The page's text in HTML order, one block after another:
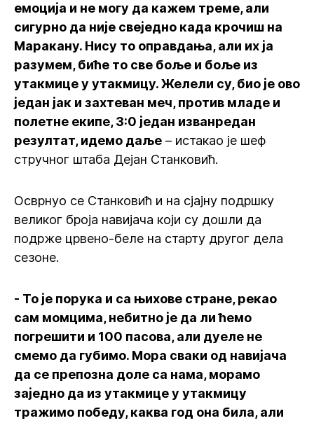
емоција и не могу да кажем треме, али
сигурно да није свеједно када крочиш на
Маракану. Нису то оправдања, али их ја
разумем, биће то све боље и боље из
утакмице у утакмицу. Желели су, био је ово
један јак и захтеван меч, против младе и
полетне екипе, 3:0 један изванредан
резултат, идемо даље – истакао је шеф
стручног штаба Дејан Станковић.
Осврнуо се Станковић и на сјајну подршку
великог броја навијача који су дошли да
подрже црвено-беле на старту другог дела
сезоне.
- То је порука и са њихове стране, рекао
сам момцима, небитно је да ли ћемо
погрешити и 100 пасова, али дуеле не
смемо да губимо. Мора сваки од навијача
да се препозна доле са нама, морамо
заједно да из утакмице у утакмицу
тражимо победу, каква год она била, али